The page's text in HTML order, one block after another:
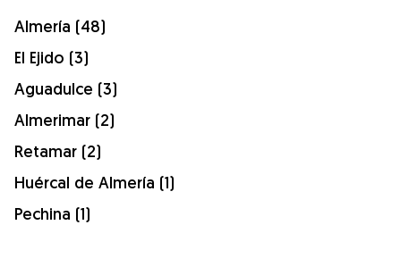
Almería (48)
El Ejido (3)
Aguadulce (3)
Almerimar (2)
Retamar (2)
Huércal de Almería (1)
Pechina (1)